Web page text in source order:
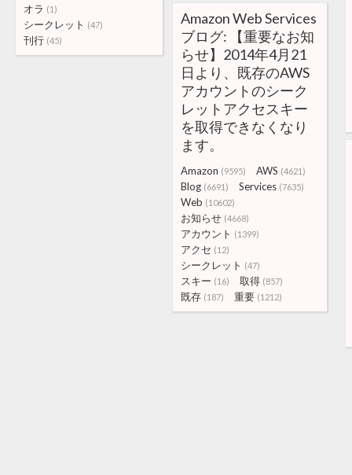
オラ (1)
シークレット (47)
刊行 (45)
Amazon Web Services
ブログ: 【重要なお知
らせ】2014年4月21
日より、既存のAWS
アカウントのシーク
レットアクセスキー
を取得できなくなり
ます。
Amazon (9595) AWS (4621)
Blog (6691) Services (7635)
Web (10602)
お知らせ (4668)
アカウント (1399)
アクセ (12)
シークレット (47)
スキー (16) 取得 (857)
既存 (187) 重要 (1212)